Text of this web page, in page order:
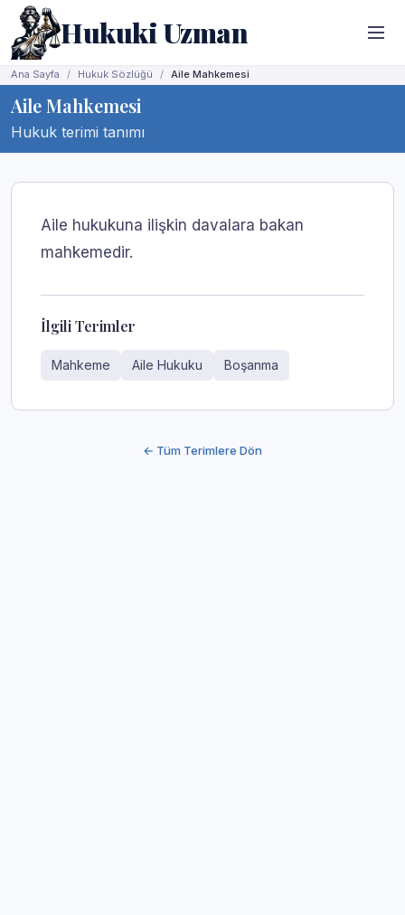
Hukuki Uzman
Ana Sayfa Hukuk Sözlüğü Aile Mahkemesi
Aile Mahkemesi
Hukuk terimi tanımı
Aile hukukuna ilişkin davalara bakan
mahkemedir.
İlgili Terimler
Mahkeme Aile Hukuku Boşanma
← Tüm Terimlere Dön